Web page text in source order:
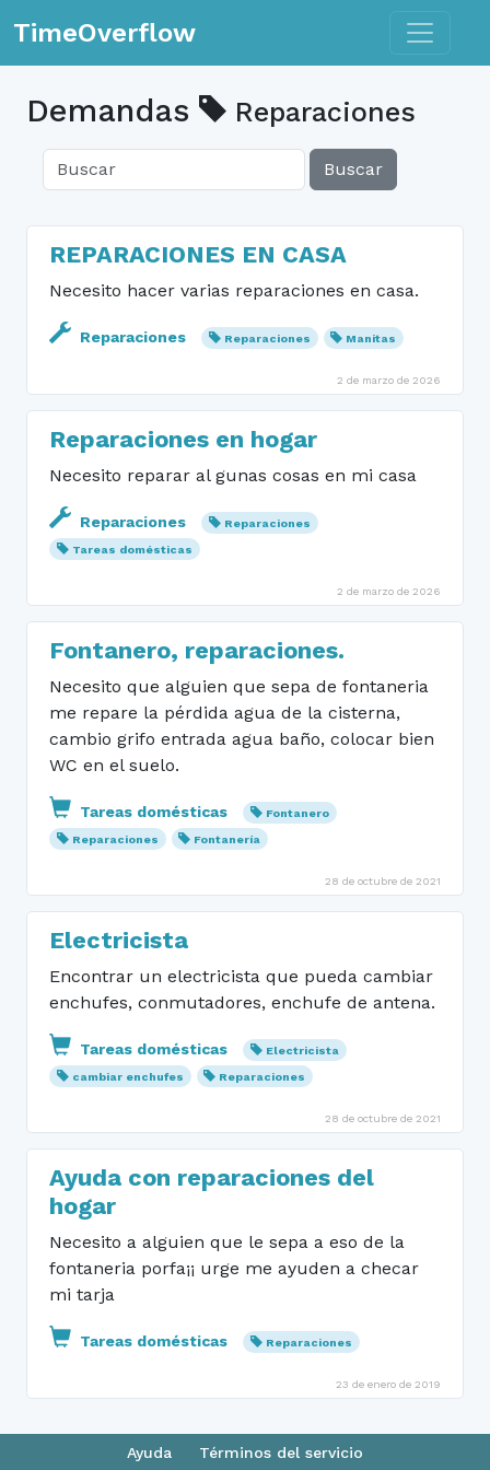
TimeOverflow Toggle
Demandas Reparaciones
Buscar
REPARACIONES EN CASA
Necesito hacer varias reparaciones en casa.
Reparaciones Reparaciones Manitas
2 de marzo de 2026
Reparaciones en hogar
Necesito reparar al gunas cosas en mi casa
Reparaciones
Reparaciones
Tareas domésticas
2 de marzo de 2026
Fontanero, reparaciones.
Necesito que alguien que sepa de fontaneria
me repare la pérdida agua de la cisterna,
cambio grifo entrada agua baño, colocar bien
WC en el suelo.
Tareas domésticas
Fontanero
Reparaciones
Fontanería
28 de octubre de 2021
Electricista
Encontrar un electricista que pueda cambiar
enchufes, conmutadores, enchufe de antena.
Tareas domésticas
Electricista
cambiar enchufes
Reparaciones
28 de octubre de 2021
Ayuda con reparaciones del
hogar
Necesito a alguien que le sepa a eso de la
fontaneria porfa¡¡ urge me ayuden a checar
mi tarja
Tareas domésticas Reparaciones
23 de enero de 2019
Ayuda Términos del servicio